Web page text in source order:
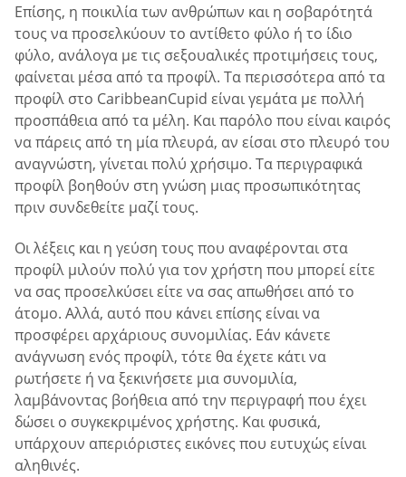
Επίσης, η ποικιλία των ανθρώπων και η σοβαρότητά
τους να προσελκύουν το αντίθετο φύλο ή το ίδιο
φύλο, ανάλογα με τις σεξουαλικές προτιμήσεις τους,
φαίνεται μέσα από τα προφίλ. Τα περισσότερα από τα
προφίλ στο CaribbeanCupid είναι γεμάτα με πολλή
προσπάθεια από τα μέλη. Και παρόλο που είναι καιρός
να πάρεις από τη μία πλευρά, αν είσαι στο πλευρό του
αναγνώστη, γίνεται πολύ χρήσιμο. Τα περιγραφικά
προφίλ βοηθούν στη γνώση μιας προσωπικότητας
πριν συνδεθείτε μαζί τους.
Οι λέξεις και η γεύση τους που αναφέρονται στα
προφίλ μιλούν πολύ για τον χρήστη που μπορεί είτε
να σας προσελκύσει είτε να σας απωθήσει από το
άτομο. Αλλά, αυτό που κάνει επίσης είναι να
προσφέρει αρχάριους συνομιλίας. Εάν κάνετε
ανάγνωση ενός προφίλ, τότε θα έχετε κάτι να
ρωτήσετε ή να ξεκινήσετε μια συνομιλία,
λαμβάνοντας βοήθεια από την περιγραφή που έχει
δώσει ο συγκεκριμένος χρήστης. Και φυσικά,
υπάρχουν απεριόριστες εικόνες που ευτυχώς είναι
αληθινές.